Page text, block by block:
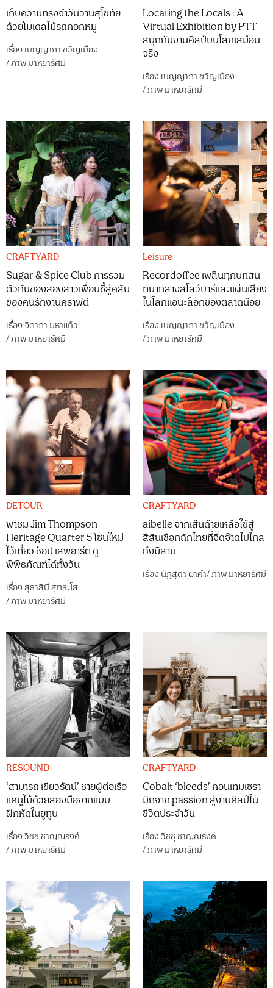
เก็บความทรงจำวันวานสุโขทัย
ด้วยโมเดลไม้รถคอกหมู
เรื่อง เบญญาภา ขวัญเมือง
/ภาพมาหยารัศมี
Locating the Locals : A
Virtual Exhibition by PTT
สนุกกับงานศิลป์บนโลกเสมือน
จริง
เรื่อง เบญญาภา ขวัญเมือง
/ภาพมาหยารัศมี
CRAFTYARD
Sugar & Spice Club การรวม
ตัวกันของสองสาวเพื่อนซี้สู่คลับ
ของคนรักงานคราฟต์
เรื่องจิดาภา มหาแก้ว
/ภาพมาหยารัศมี
Leisure
Recordoffee เพลินทุกบทสน
ทนากลางสโลว์บาร์และแผ่นเสียง
ในโลกแอนะล็อกของตลาดน้อย
เรื่อง เบญญาภา ขวัญเมือง
/ภาพมาหยารัศมี
DETOUR
พาชม Jim Thompson
Heritage Quarter 5 โซนใหม่
ไว้เที่ยว ช็อป เสพอาร์ต ดู
พิพิธภัณฑ์ได้ทั้งวัน
เรื่องสุธาสินี สุทธะโส
/ภาพมาหยารัศมี
CRAFTYARD
aibelle จากเส้นด้ายเหลือใช้สู่
สีสันเชือกถักไทยที่จี๊ดจ๊าดไปไกล
ถึงมิลาน
เรื่องนัฎสุดา ผาคำ/ภาพมาหยารัศมี
RESOUND
‘สามารถ เขียวรัตน์’ ชายผู้ต่อเรือ
แคนูไม้ด้วยสองมือจากแบบ
ฝึกหัดในยูทูบ
เรื่องวิชชุ ชาญณรงค์
/ภาพมาหยารัศมี
CRAFTYARD
Cobalt ‘bleeds’ คอนเทมเซรา
มิกจาก passion สู่งานศิลป์ใน
ชีวิตประจำวัน
เรื่องวิชชุ ชาญณรงค์
/ภาพมาหยารัศมี